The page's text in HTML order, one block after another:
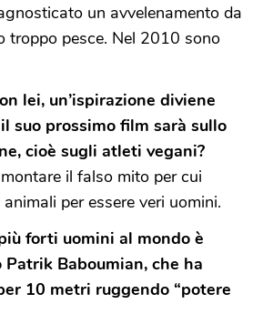
un avvelenamento da
troppo pesce. Nel 2010 sono
lei, un’ispirazione diviene
suo prossimo film sarà sullo
cioè sugli atleti vegani?
il falso mito per cui
per essere veri uomini.
forti uomini al mondo è
Baboumian, che ha
10 metri ruggendo “potere